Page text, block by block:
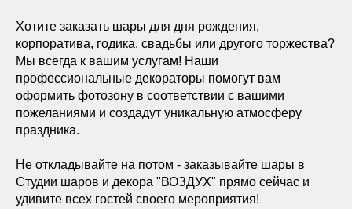
Хотите заказать шары для дня рождения,
корпоратива, годика, свадьбы или другого торжества?
Мы всегда к вашим услугам! Наши
профессиональные декораторы помогут вам
оформить фотозону в соответствии с вашими
пожеланиями и создадут уникальную атмосферу
праздника.
Не откладывайте на потом - заказывайте шары в
Студии шаров и декора "ВОЗДУХ" прямо сейчас и
удивите всех гостей своего мероприятия!